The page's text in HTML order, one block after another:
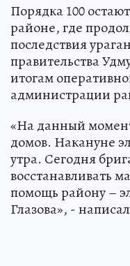
Порядка 100
районе, где
последствия
правительства
итогам
администрации
«На данный
домов. Накануне
утра. Сегодня
восстанавливать
помощь району –
Глазова», -